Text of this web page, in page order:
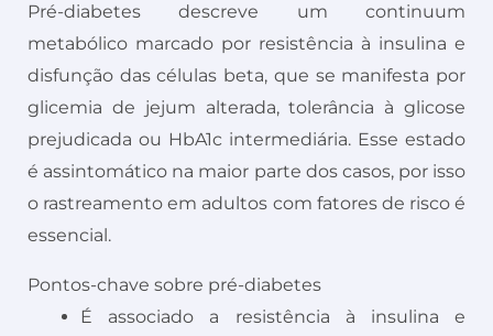
Pré-diabetes descreve um continuum
metabólico marcado por resistência à insulina e
disfunção das células beta, que se manifesta por
glicemia de jejum alterada, tolerância à glicose
prejudicada ou HbA1c intermediária. Esse estado
é assintomático na maior parte dos casos, por isso
o rastreamento em adultos com fatores de risco é
essencial.
Pontos-chave sobre pré-diabetes
É associado a resistência à insulina e